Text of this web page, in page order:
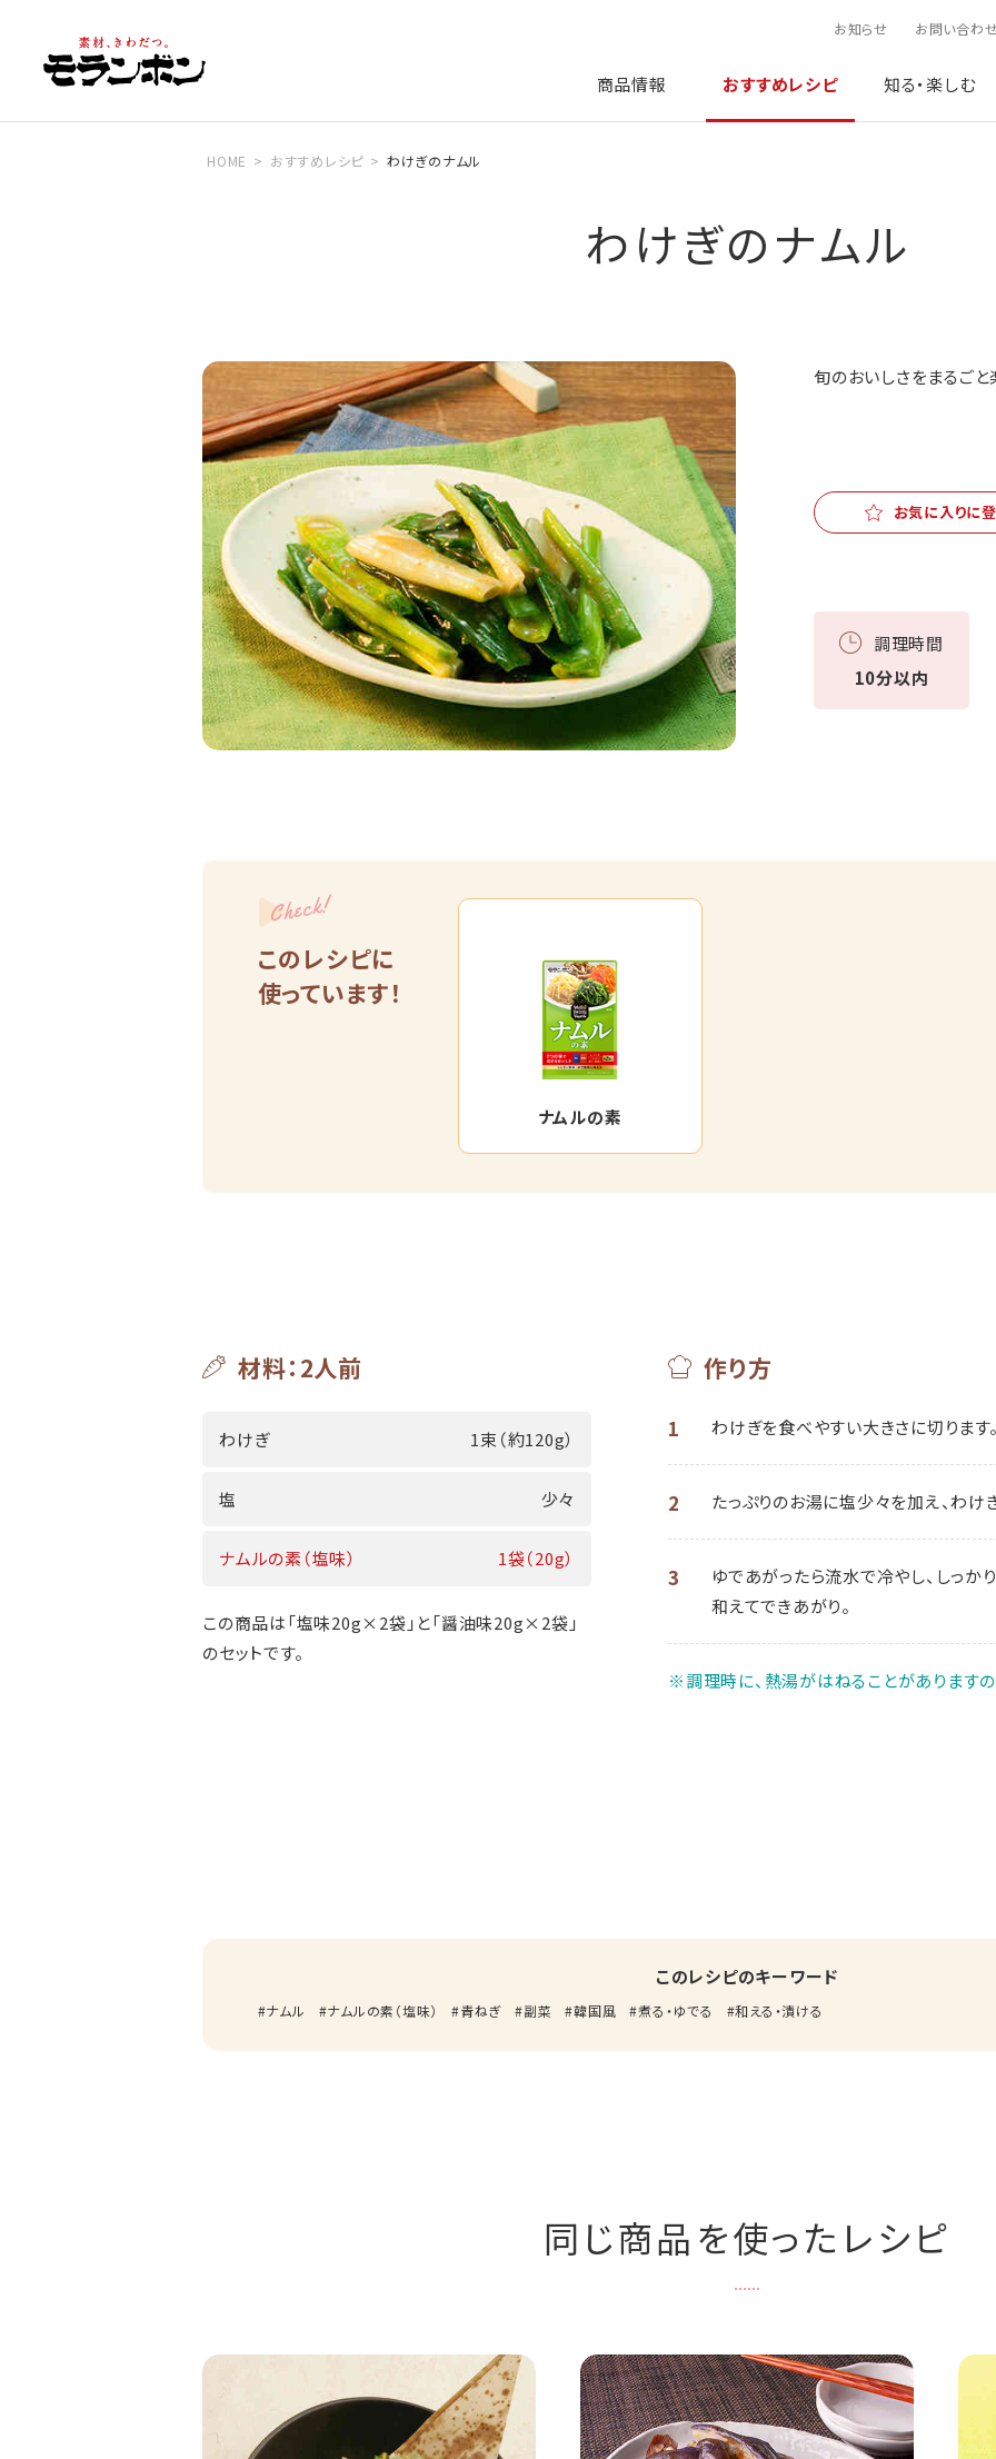
お知らせ お問い合わ
商品情報 おすすめレシピ 知る・楽しむ
HOME おすすめレシピ わけぎのナムル
わけぎのナムル
旬のおいしさをまるごと
お気に入りに
調理時間
10分以内
Check!
このレシピに
使っています！
ナムルの素
材料：2人前
わけぎ 1束（約120g）
塩 少々
ナムルの素（塩味） 1袋（20g）
この商品は「塩味20g×2袋」と「醤油味20g×2袋」
のセットです。
作り方
1 わけぎを食べやすい大きさに切ります
2 たっぷりのお湯に塩少々を加え、わけ
3
ゆであがったら流水で冷やし、しっか
和えてできあがり。
※調理時に、熱湯がはねることがありますの
このレシピのキーワード
ナムル ナムルの素（塩味） 青ねぎ 副菜 韓国風 煮る・ゆでる 和える・漬ける
同じ商品を使ったレシピ